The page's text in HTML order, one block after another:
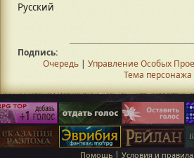
Русский
Подпись:
Очередь | Управление Особых
Тема персонажа
Помощь | Условия и правила